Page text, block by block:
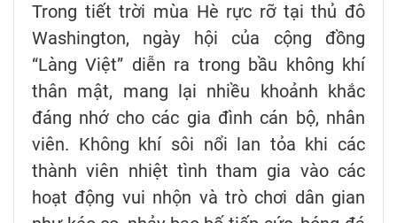
Trong tiết trời mùa Hè rực rỡ tại thủ đô
Washington, ngày hội của cộng đồng
“Làng Việt” diễn ra trong bầu không khí
thân mật, mang lại nhiều khoảnh khắc
đáng nhớ cho các gia đình cán bộ, nhân
viên. Không khí sôi nổi lan tỏa khi các
thành viên nhiệt tình tham gia vào các
hoạt động vui nhộn và trò chơi dân gian